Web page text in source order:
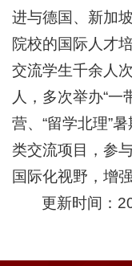
进与德国、新加
院校的国际人才
交流学生千余人
人，多次举办“一
营、“留学北理”
类交流项目，参
国际化视野，增
更新时间：